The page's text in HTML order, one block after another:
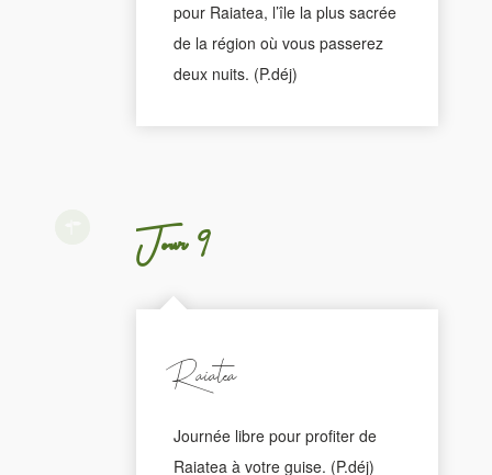
pour Raiatea, l’île la plus sacrée
de la région où vous passerez
deux nuits. (P.déj)
Jour 9
Raiatea
Journée libre pour profiter de
Raiatea à votre guise. (P.déj)